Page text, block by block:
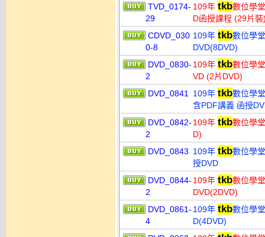
TVD_0174-
29
109年 tkb數位學
D函授課程 (29片
CDVD_030
0-8
109年 tkb數位學
DVD(8DVD)
DVD_0830-
2
109年 tkb數位學
VD (2片DVD)
DVD_0841
109年 tkb數位學
含PDF講義 函授
DVD_0842-
2
109年 tkb數位學
D)
DVD_0843 109年 tkb數位學
授DVD
DVD_0844-
2
109年 tkb數位學
DVD(2DVD)
DVD_0861-
4
109年 tkb數位學
D(4DVD)